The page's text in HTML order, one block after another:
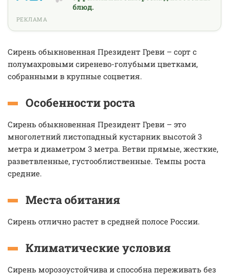
блюд.
РЕКЛАМА
Сирень обыкновенная Президент Греви – сорт с
полумахровыми сиренево-голубыми цветками,
собранными в крупные соцветия.
Особенности роста
Сирень обыкновенная Президент Греви – это
многолетний листопадный кустарник высотой 3
метра и диаметром 3 метра. Ветви прямые, жесткие,
разветвленные, густооблиственные. Темпы роста
средние.
Места обитания
Сирень отлично растет в средней полосе России.
Климатические условия
Сирень морозоустойчива и способна переживать без